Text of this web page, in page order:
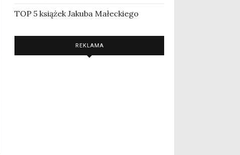
TOP 5 książek Jakuba Małeckiego
REKLAMA